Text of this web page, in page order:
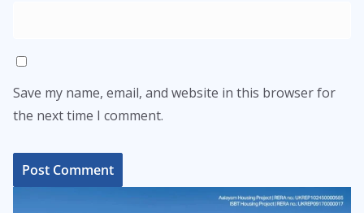
Save my name, email, and website in this browser for
the next time I comment.